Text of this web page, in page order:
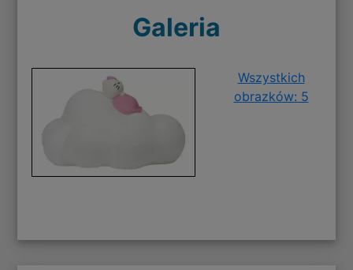
Galeria
Wszystkich
obrazków: 5